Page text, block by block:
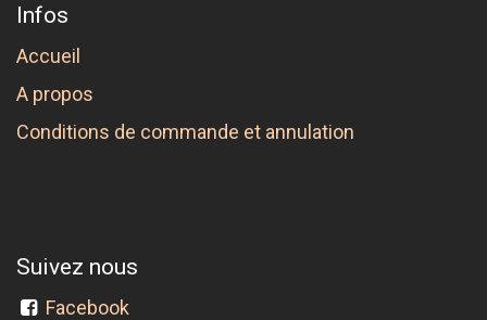
Infos
Accueil
A propos
Conditions de commande et annulation
Suivez nous
Facebook